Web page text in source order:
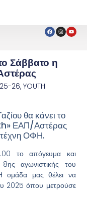
Σάββατο η
26, YOUTH
θα κάνει το
ΕΑΠ/Αστέρας
ΟΦΗ.
το απόγευμα και
αγωνιστικής του
ομάδα μας θέλει να
2025 όπου μετρούσε